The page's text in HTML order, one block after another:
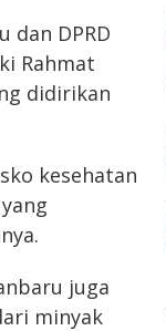
dan DPRD
Rahmat
didirikan
kesehatan
juga
minyak